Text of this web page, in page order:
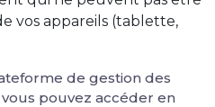
vos appareils (tablette,
de gestion des
pouvez accéder en